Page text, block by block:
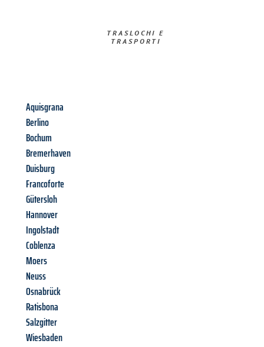
TRASLOCHI E
TRASPORTI​
Aquisgrana
Berlino
Bochum
Bremerhaven
Duisburg
Francoforte
Gütersloh
Hannover
Ingolstadt
Coblenza
Moers
Neuss
Osnabrück
Ratisbona
Salzgitter
Wiesbaden